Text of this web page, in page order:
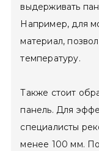
выдерживать
Например, для
материал,
температуру.
Также стоит
панель. Для
специалисты
менее 100 мм.